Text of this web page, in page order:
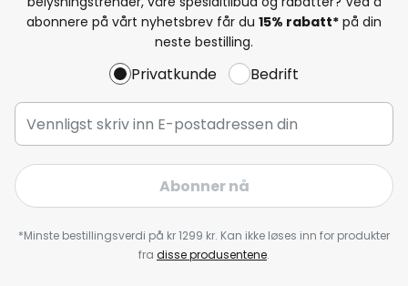
abonnere på vårt nyhetsbrev får du 15% rabatt* på din
neste bestilling.
Privatkunde Bedrift
Abonner nå
*Minste bestillingsverdi på kr 1299 kr. Kan ikke løses inn for produkter
fra disse produsentene.